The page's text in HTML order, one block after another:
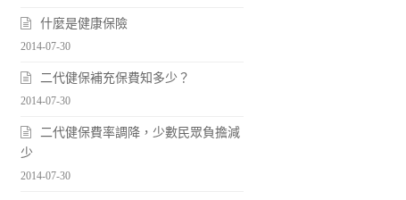
什麼是健康保險
2014-07-30
二代健保補充保費知多少？
2014-07-30
二代健保費率調降，少數民眾負擔減
少
2014-07-30